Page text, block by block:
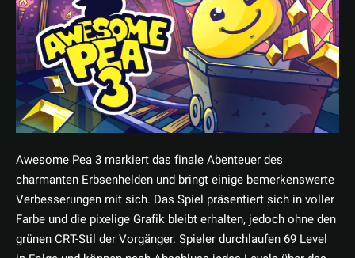
Awesome Pea 3 markiert das finale Abenteuer des
charmanten Erbsenhelden und bringt einige bemerkenswerte
Verbesserungen mit sich. Das Spiel präsentiert sich in voller
Farbe und die pixelige Grafik bleibt erhalten, jedoch ohne den
grünen CRT-Stil der Vorgänger. Spieler durchlaufen 69 Level